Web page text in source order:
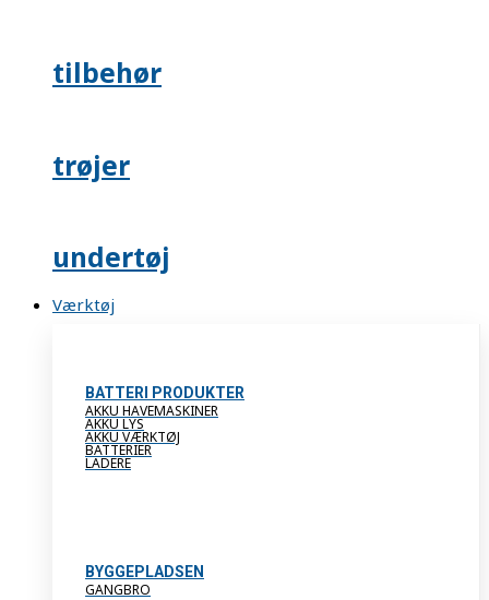
tilbehør
trøjer
undertøj
Værktøj
BATTERI PRODUKTER
AKKU HAVEMASKINER
AKKU LYS
AKKU VÆRKTØJ
BATTERIER
LADERE
BYGGEPLADSEN
GANGBRO